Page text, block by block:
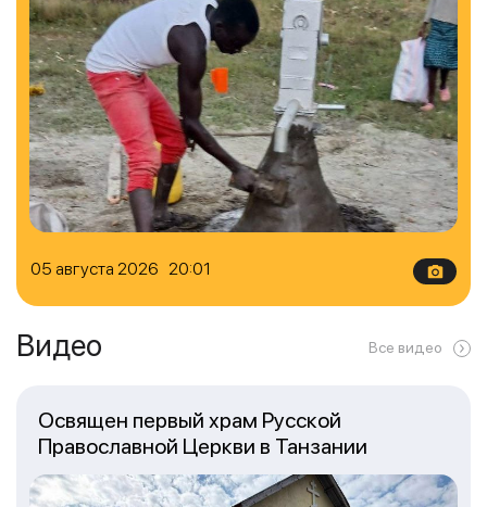
05 августа 2026 20:01
Видео Все видео
Освящен первый храм Русской
Православной Церкви в Танзании